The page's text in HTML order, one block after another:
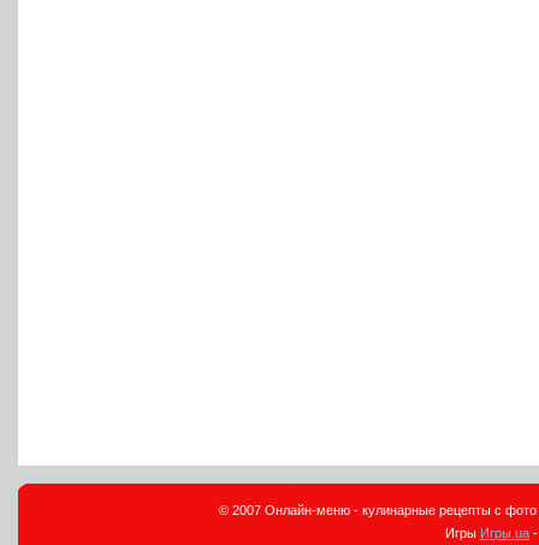
© 2007 Онлайн-меню - кулинарные рецепты с фото
Игры Игры.ua